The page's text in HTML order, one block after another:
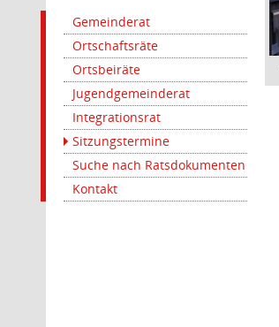
Gemeinderat
Ortschaftsräte
Ortsbeiräte
Jugendgemeinderat
Integrationsrat
Sitzungstermine
Suche nach Ratsdokumenten
Kontakt